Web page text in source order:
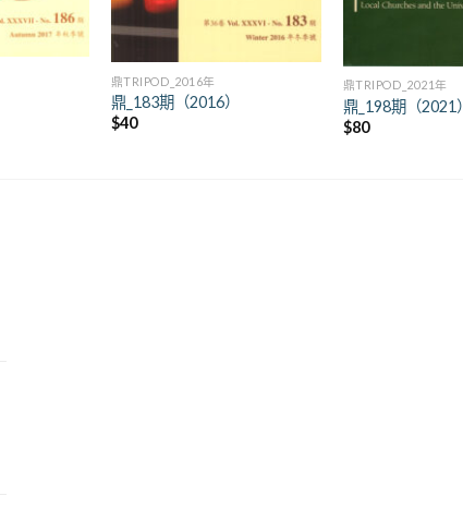
鼎TRIPOD_2016年
鼎_183期（2016）
$40
鼎TRIPOD_2021年
鼎_198期（2021
$80